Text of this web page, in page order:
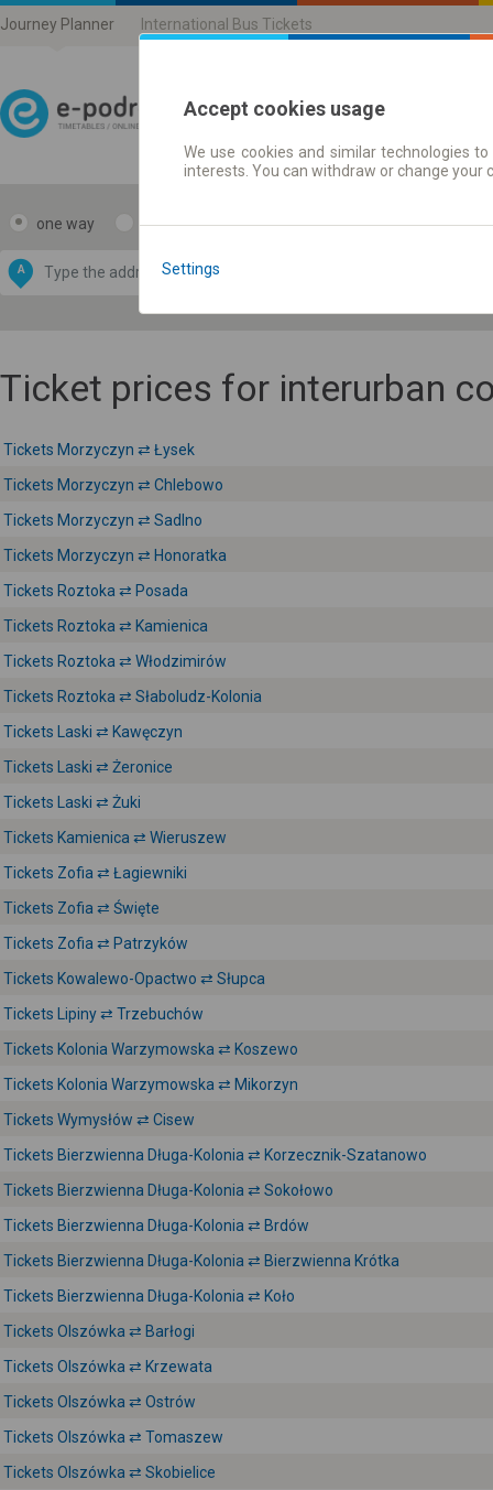
Journey Planner International Bus Tickets
Journey planner |
one way return
A
by
OpenStreetMap
Ticket prices for interurban
Tickets Morzyczyn ⇄ Łysek
Tickets Morzyczyn ⇄ Chlebowo
Tickets Morzyczyn ⇄ Sadlno
Tickets Morzyczyn ⇄ Honoratka
Tickets Roztoka ⇄ Posada
Tickets Roztoka ⇄ Kamienica
Tickets Roztoka ⇄ Włodzimirów
Tickets Roztoka ⇄ Słaboludz-Kolonia
Tickets Laski ⇄ Kawęczyn
Tickets Laski ⇄ Żeronice
Tickets Laski ⇄ Żuki
Tickets Kamienica ⇄ Wieruszew
Tickets Zofia ⇄ Łagiewniki
Tickets Zofia ⇄ Święte
Tickets Zofia ⇄ Patrzyków
Tickets Kowalewo-Opactwo ⇄ Słupca
Tickets Lipiny ⇄ Trzebuchów
Tickets Kolonia Warzymowska ⇄ Koszewo
Tickets Kolonia Warzymowska ⇄ Mikorzyn
Tickets Wymysłów ⇄ Cisew
Tickets Bierzwienna Długa-Kolonia ⇄ Korzecznik-Szatanowo
Tickets Bierzwienna Długa-Kolonia ⇄ Sokołowo
Tickets Bierzwienna Długa-Kolonia ⇄ Brdów
Tickets Bierzwienna Długa-Kolonia ⇄ Bierzwienna Krótka
Tickets Bierzwienna Długa-Kolonia ⇄ Koło
Tickets Olszówka ⇄ Barłogi
Tickets Olszówka ⇄ Krzewata
Tickets Olszówka ⇄ Ostrów
Tickets Olszówka ⇄ Tomaszew
Tickets Olszówka ⇄ Skobielice
Accept cookies usage
We use cookies and similar technologies
interests. You can withdraw or change
Settings